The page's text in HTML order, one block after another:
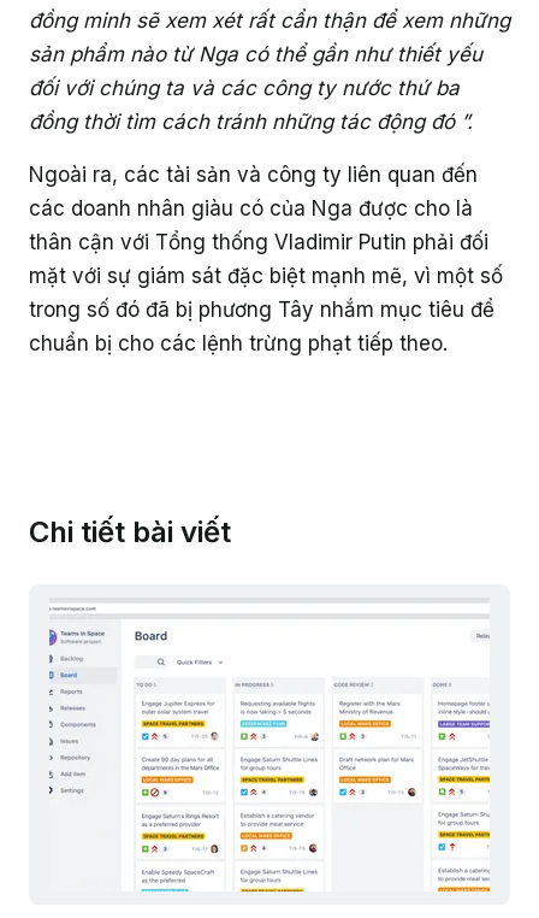
đồng minh sẽ xem xét rất cẩn thận để xem những
sản phẩm nào từ Nga có thể gần như thiết yếu
đối với chúng ta và các công ty nước thứ ba
đồng thời tìm cách tránh những tác động đó ”.
Ngoài ra, các tài sản và công ty liên quan đến
các doanh nhân giàu có của Nga được cho là
thân cận với Tổng thống Vladimir Putin phải đối
mặt với sự giám sát đặc biệt mạnh mẽ, vì một số
trong số đó đã bị phương Tây nhắm mục tiêu để
chuẩn bị cho các lệnh trừng phạt tiếp theo.
Chi tiết bài viết